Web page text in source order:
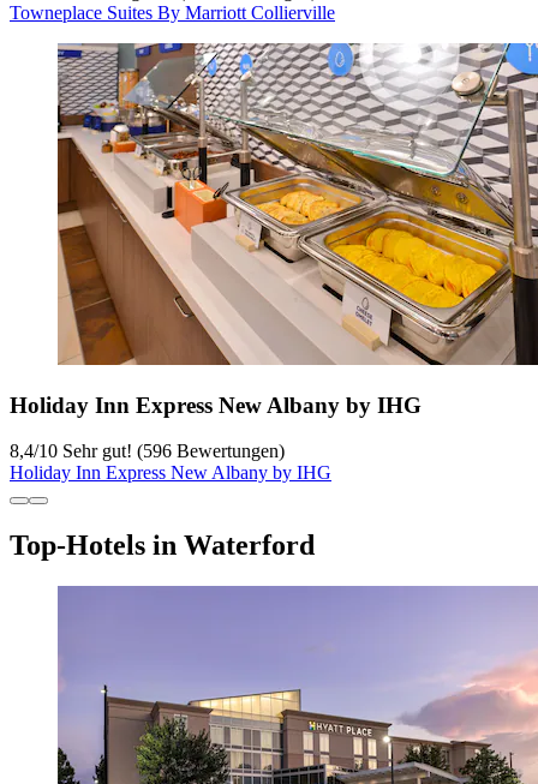
Towneplace Suites By Marriott Collierville
Holiday Inn Express New Albany by IHG
8,4/10 Sehr gut! (596 Bewertungen)
Holiday Inn Express New Albany by IHG
Top-Hotels in Waterford